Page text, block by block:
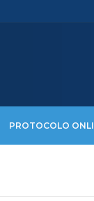
PROTOCOLO